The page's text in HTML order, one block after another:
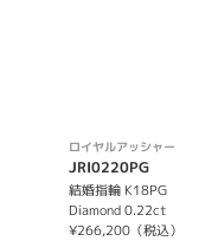
ロイヤルアッシャー
JRI0220PG
結婚指輪 K18PG
Diamond 0.22ct
¥266,200（税込）